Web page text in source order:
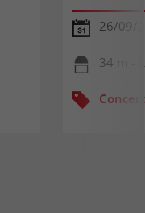
26/09/
34 m -